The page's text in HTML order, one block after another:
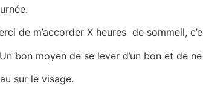
de m’accorder X heures de sommeil,
bon moyen de se lever d’un bon et de
sur le visage.